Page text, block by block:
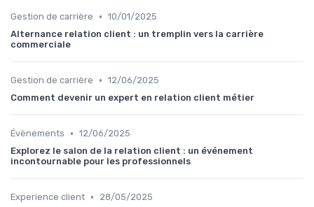
Gestion de carrière • 10/01/2025
Alternance relation client : un tremplin vers la carrière
commerciale
Gestion de carrière • 12/06/2025
Comment devenir un expert en relation client métier
Évènements • 12/06/2025
Explorez le salon de la relation client : un événement
incontournable pour les professionnels
Experience client • 28/05/2025